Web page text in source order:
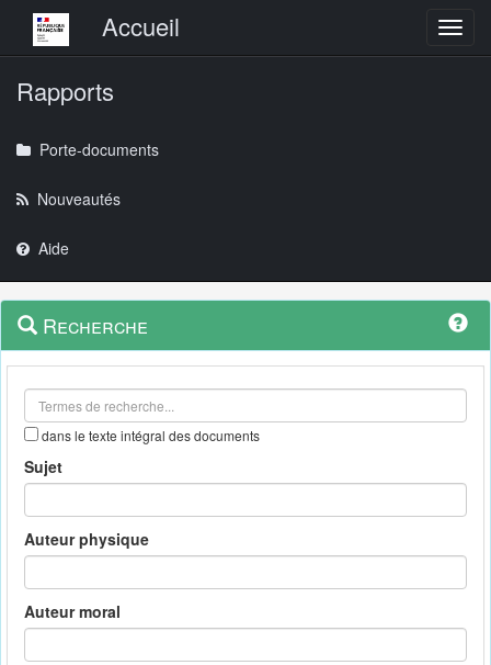
Menu principalAccueil
Rapports
Porte-documents
Nouveautés
Aide
Navigation
outils
Menu
contextuel
Recherche
dans le texte intégral des documents
Sujet
Auteur physique
Auteur moral